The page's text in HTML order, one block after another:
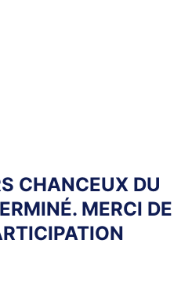
CHANCEUX DU
MERCI DE